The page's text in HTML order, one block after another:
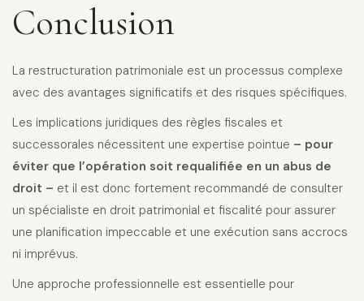
Conclusion
La restructuration patrimoniale est un processus complexe
avec des avantages significatifs et des risques spécifiques.
Les implications juridiques des règles fiscales et
successorales nécessitent une expertise pointue – pour
éviter que l’opération soit requalifiée en un abus de
droit – et il est donc fortement recommandé de consulter
un spécialiste en droit patrimonial et fiscalité pour assurer
une planification impeccable et une exécution sans accrocs
ni imprévus.
Une approche professionnelle est essentielle pour